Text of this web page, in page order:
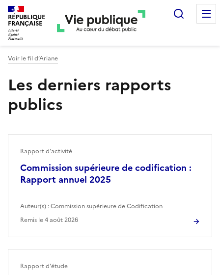
RÉPUBLIQUE
FRANÇAISE
Voir le fil d’Ariane
Les derniers rapports
publics
Commission supérieure de codification :
Rapport annuel 2025
Rapport d'activité
Auteur(s) :Commission supérieure de Codification
Remis le4 août 2026
Rapport d'étude